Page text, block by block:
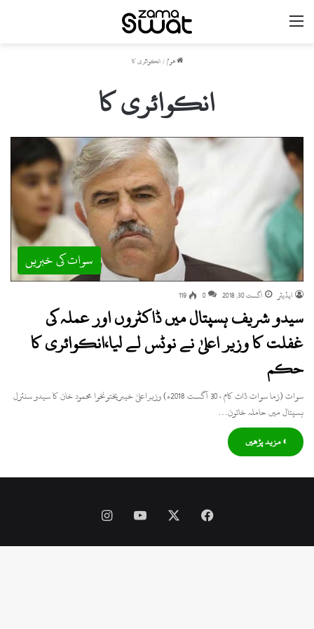
ھوم / انکوائری کا
انکوائری کا
سوات کی خبریں
ایڈیٹر اگست 30, 2018 0
119
سیدو شریف ہسپتال میں ڈاکٹروں اور عملہ کی
غفلت کا وزیر اعلیٰ نے نوٹس لے لیا،انکوائری کا
حکم
سوات (زما سوات ڈاٹ کام ، 30 آگست 2018ء) وزیراعلیٰ خیبرپختونخوا محمود خان کا سیدو سنٹرل
ہسپتال میں حاملہ خاتون…
» مزید پڑھیں
Facebook
YouTube